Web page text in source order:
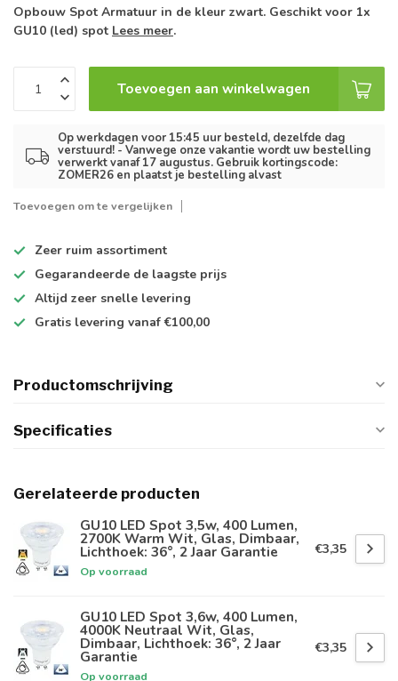
Opbouw Spot Armatuur in de kleur zwart. Geschikt voor 1x
GU10 (led) spot Lees meer.
Toevoegen aan winkelwagen
Op werkdagen voor 15:45 uur besteld, dezelfde dag
verstuurd! - Vanwege onze vakantie wordt uw bestelling
verwerkt vanaf 17 augustus. Gebruik kortingscode:
ZOMER26 en plaatst je bestelling alvast
Toevoegen om te vergelijken
Zeer ruim assortiment
Gegarandeerde de laagste prijs
Altijd zeer snelle levering
Gratis levering vanaf €100,00
Productomschrijving
Specificaties
Gerelateerde producten
GU10 LED Spot 3,5w, 400 Lumen,
2700K Warm Wit, Glas, Dimbaar,
Lichthoek: 36°, 2 Jaar Garantie
Op voorraad
€3,35
GU10 LED Spot 3,6w, 400 Lumen,
4000K Neutraal Wit, Glas,
Dimbaar, Lichthoek: 36°, 2 Jaar
Garantie
Op voorraad
€3,35